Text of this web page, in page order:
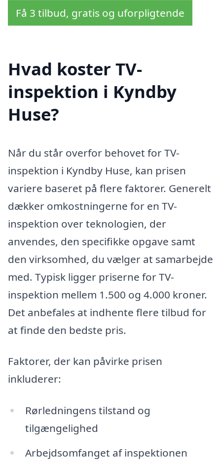
Få 3 tilbud, gratis og uforpligtende
Hvad koster TV-
inspektion i Kyndby
Huse?
Når du står overfor behovet for TV-
inspektion i Kyndby Huse, kan prisen
variere baseret på flere faktorer. Generelt
dækker omkostningerne for en TV-
inspektion over teknologien, der
anvendes, den specifikke opgave samt
den virksomhed, du vælger at samarbejde
med. Typisk ligger priserne for TV-
inspektion mellem 1.500 og 4.000 kroner.
Det anbefales at indhente flere tilbud for
at finde den bedste pris.
Faktorer, der kan påvirke prisen
inkluderer:
Rørledningens tilstand og
tilgængelighed
Arbejdsomfanget af inspektionen